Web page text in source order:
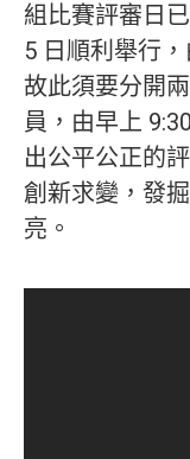
組比賽評審日
5 日順利舉行
故此須要分開
員，由早上
出公平公正的
創新求變，發
亮。